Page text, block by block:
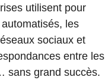
utilisent pour
les
sociaux et
entre les
sans grand succès.